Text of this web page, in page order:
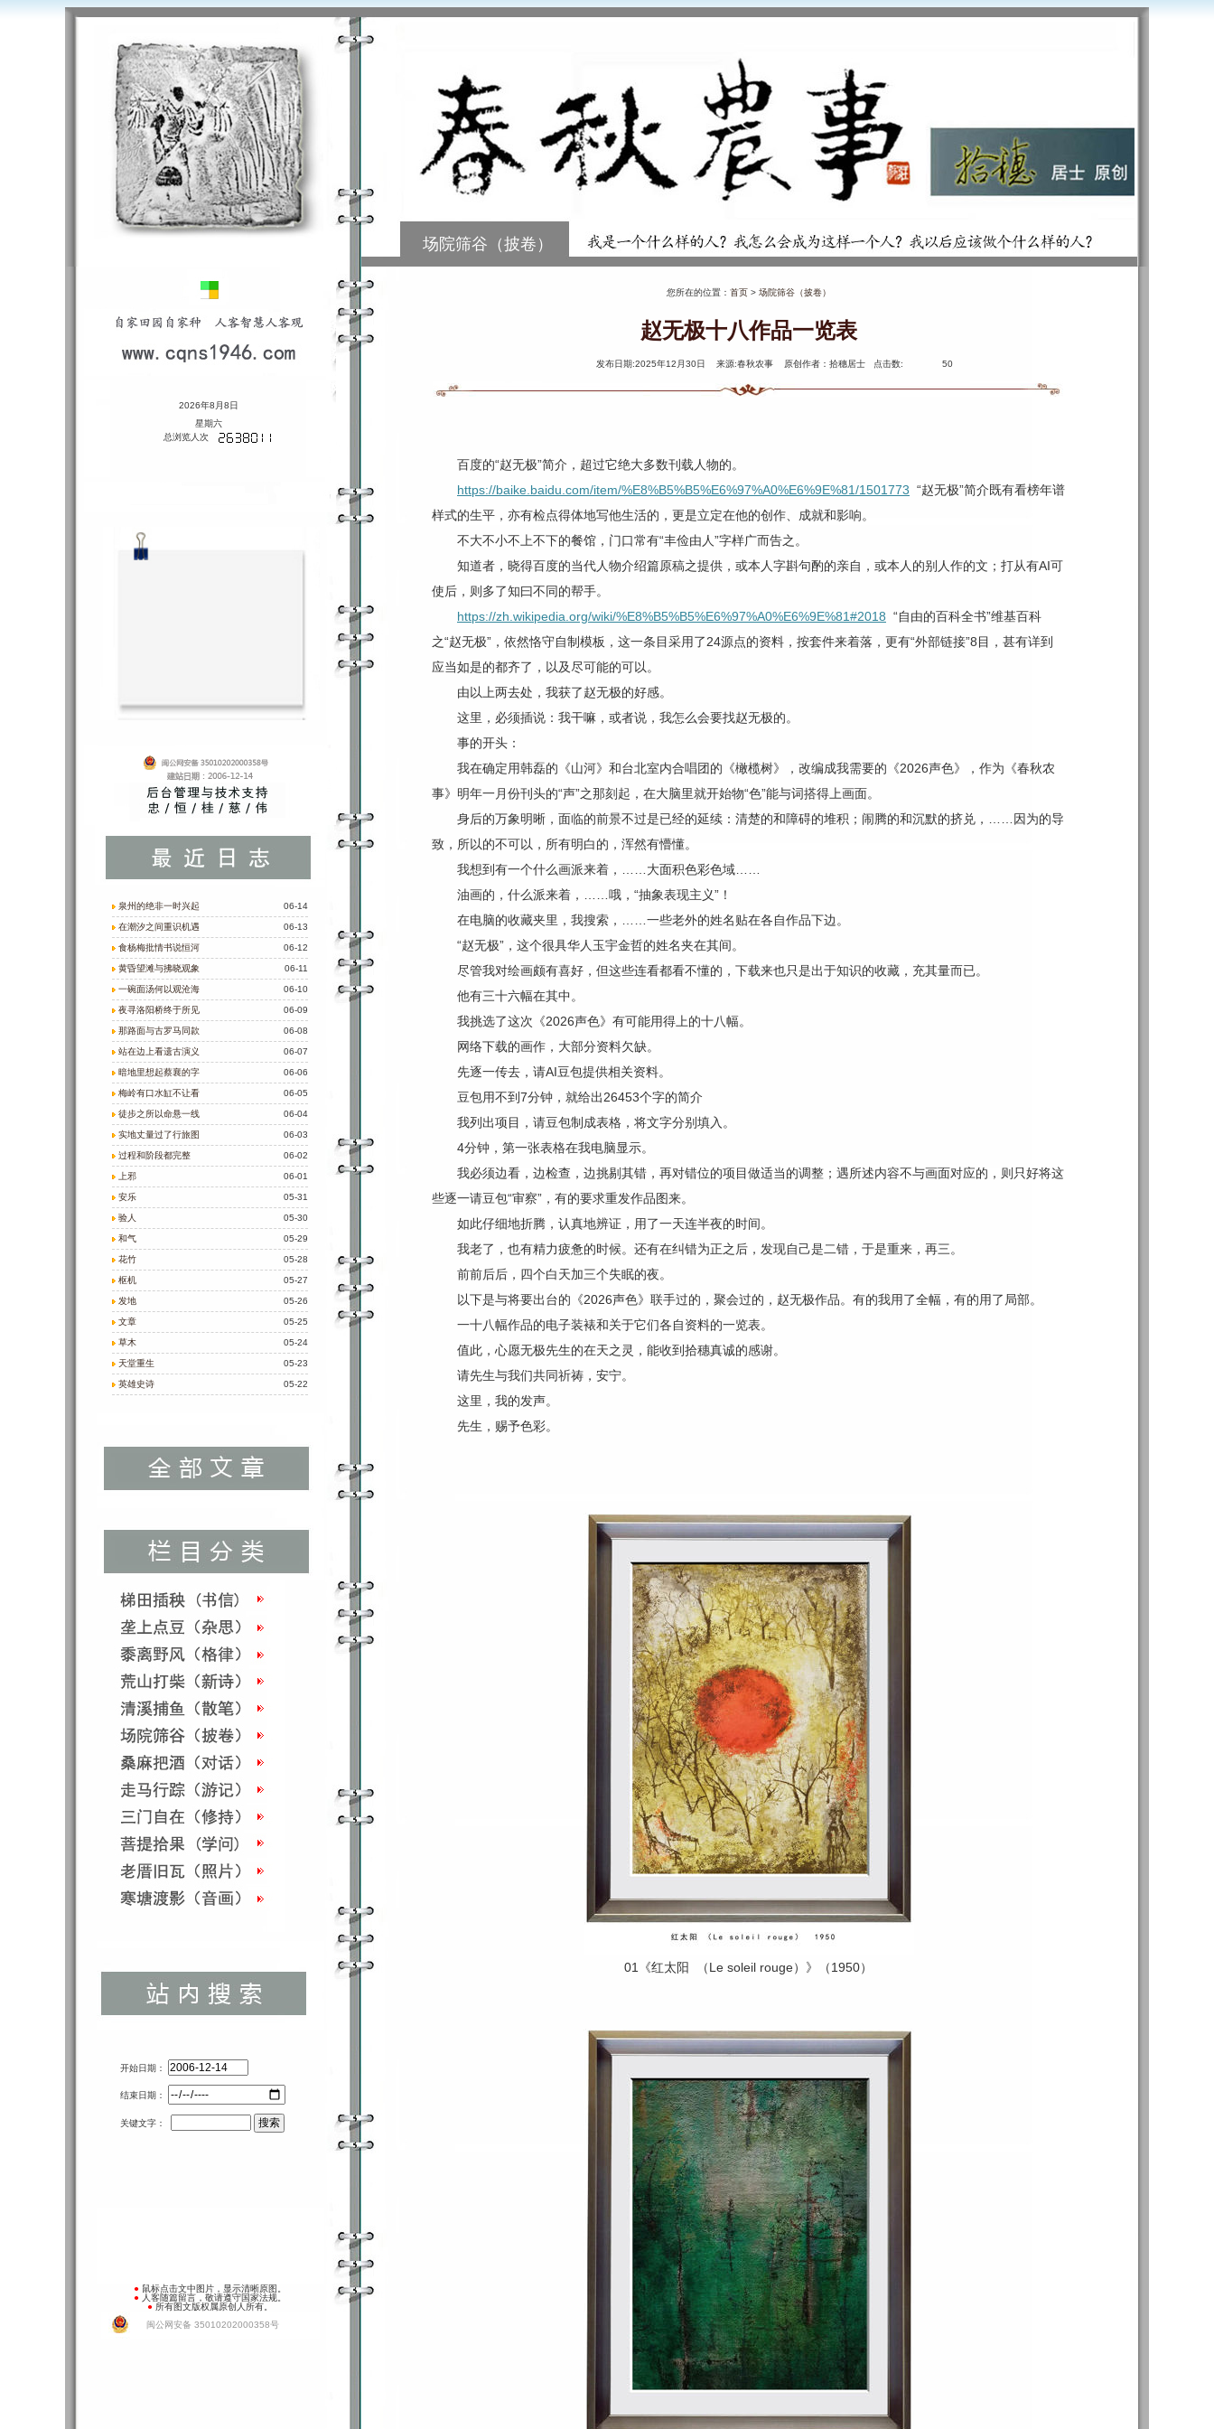
场院筛谷（披卷）
2026年8月8日
星期六
总浏览人次
06-14
泉州的绝非一时兴起
06-13
在潮汐之间重识机遇
06-12
食杨梅批情书说恒河
06-11
黄昏望滩与拂晓观象
06-10
一碗面汤何以观沧海
06-09
夜寻洛阳桥终于所见
06-08
那路面与古罗马同款
06-07
站在边上看遗古演义
06-06
暗地里想起蔡襄的字
06-05
梅岭有口水缸不让看
06-04
徒步之所以命悬一线
06-03
实地丈量过了行旅图
06-02
过程和阶段都完整
06-01
上邪
05-31
安乐
05-30
验人
05-29
和气
05-28
花竹
05-27
枢机
05-26
发地
05-25
文章
05-24
草木
05-23
天堂重生
05-22
英雄史诗
开始日期：
结束日期：
关键文字：
● 鼠标点击文中图片，显示清晰原图。
● 人客随篇留言，敬请遵守国家法规。
● 所有图文版权属原创人所有。
闽公网安备 35010202000358号
您所在的位置： 首页 > 场院筛谷（披卷）
赵无极十八作品一览表
发布日期:2025年12月30日 来源:春秋农事 原创作者：拾穗居士 点击数: 50
百度的“赵无极”简介，超过它绝大多数刊载人物的。
https://baike.baidu.com/item/%E8%B5%B5%E6%97%A0%E6%9E%81/1501773 “赵无极”简介既有看榜年谱
样式的生平，亦有检点得体地写他生活的，更是立定在他的创作、成就和影响。
不大不小不上不下的餐馆，门口常有“丰俭由人”字样广而告之。
知道者，晓得百度的当代人物介绍篇原稿之提供，或本人字斟句酌的亲自，或本人的别人作的文；打从有AI可
使后，则多了知曰不同的帮手。
https://zh.wikipedia.org/wiki/%E8%B5%B5%E6%97%A0%E6%9E%81#2018 “自由的百科全书”维基百科
之“赵无极”， 依然恪守自制模板，这一条目采用了24源点的资料，按套件来着落，更有“外部链接”8目，甚有详到
应当如是的都齐了，以及尽可能的可以。
由以上两去处，我获了赵无极的好感。
这里，必须插说：我干嘛，或者说，我怎么会要找赵无极的。
事的开头：
我在确定用韩磊的《山河》和台北室内合唱团的《橄榄树》，改编成我需要的《2026声色》，作为《春秋农
事》明年一月份刊头的“声”之那刻起，在大脑里就开始物“色”能与词搭得上画面。
身后的万象明晰，面临的前景不过是已经的延续：清楚的和障碍的堆积；闹腾的和沉默的挤兑，……因为的导
致，所以的不可以，所有明白的，浑然有懵懂。
我想到有一个什么画派来着，……大面积色彩色域……
油画的，什么派来着，……哦，“抽象表现主义”！
在电脑的收藏夹里，我搜索，……一些老外的姓名贴在各自作品下边。
“赵无极”，这个很具华人玉宇金哲的姓名夹在其间。
尽管我对绘画颇有喜好，但这些连看都看不懂的，下载来也只是出于知识的收藏，充其量而已。
他有三十六幅在其中。
我挑选了这次《2026声色》有可能用得上的十八幅。
网络下载的画作，大部分资料欠缺。
先逐一传去，请AI豆包提供相关资料。
豆包用不到7分钟，就给出26453个字的简介
我列出项目，请豆包制成表格，将文字分别填入。
4分钟，第一张表格在我电脑显示。
我必须边看，边检查，边挑剔其错，再对错位的项目做适当的调整；遇所述内容不与画面对应的，则只好将这
些逐一请豆包“审察”，有的要求重发作品图来。
如此仔细地折腾，认真地辨证，用了一天连半夜的时间。
我老了，也有精力疲惫的时候。还有在纠错为正之后，发现自己是二错，于是重来，再三。
前前后后，四个白天加三个失眠的夜。
以下是与将要出台的《2026声色》联手过的，聚会过的，赵无极作品。有的我用了全幅，有的用了局部。
一十八幅作品的电子装裱和关于它们各自资料的一览表。
值此，心愿无极先生的在天之灵，能收到拾穗真诚的感谢。
请先生与我们共同祈祷，安宁。
这里，我的发声。
先生，赐予色彩。
01《红太阳 （Le soleil rouge）》（1950）